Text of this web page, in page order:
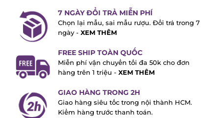
7 NGÀY ĐỔI TRẢ MIỄN PHÍ
Chọn lại mẫu, sai mẫu rượu. Đổi trả trong
7 ngày -XEM THÊM
FREE SHIP TOÀN QUỐC
Miễn phí vận chuyển tối đa 50k cho đơn
hàng trên 1 triệu -
XEM THÊM
GIAO HÀNG TRONG 2H
Giao hàng siêu tốc trong nội thành HCM.
Kiểm hàng trước thanh toán.